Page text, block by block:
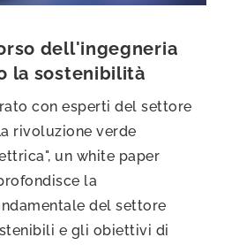
dell'ingegneria
la sostenibilità
con esperti del settore
rivoluzione verde
un white paper
la
del settore
e gli obiettivi di